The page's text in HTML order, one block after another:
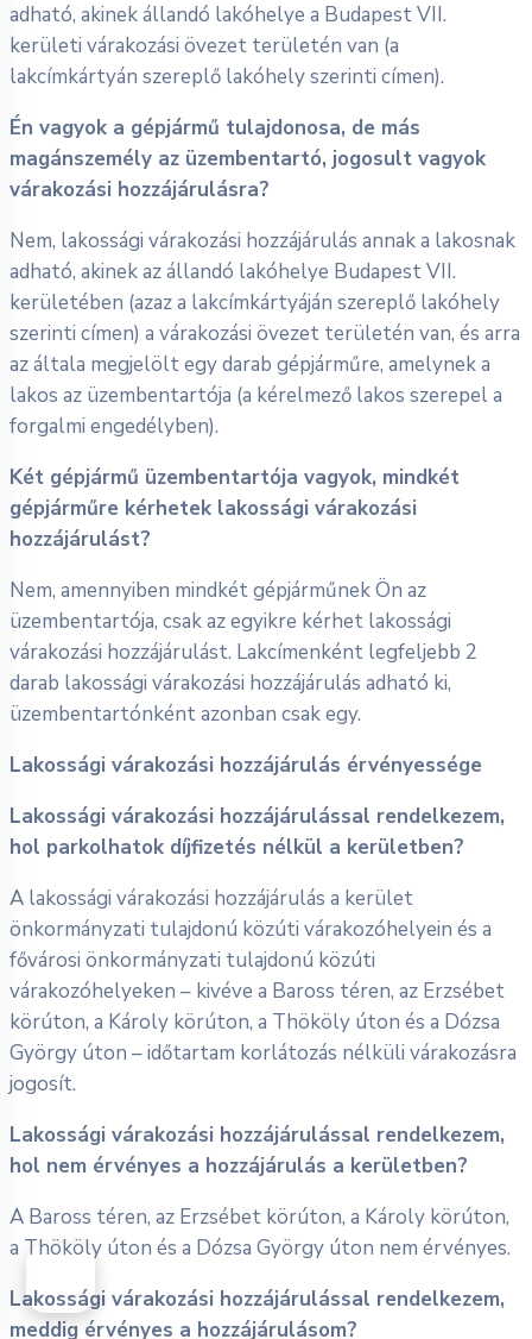
adható, akinek állandó lakóhelye a Budapest VII.
kerületi várakozási övezet területén van (a
lakcímkártyán szereplő lakóhely szerinti címen).
Én vagyok a gépjármű tulajdonosa, de más
magánszemély az üzembentartó, jogosult vagyok
várakozási hozzájárulásra?
Nem, lakossági várakozási hozzájárulás annak a lakosnak
adható, akinek az állandó lakóhelye Budapest VII.
kerületében (azaz a lakcímkártyáján szereplő lakóhely
szerinti címen) a várakozási övezet területén van, és arra
az általa megjelölt egy darab gépjárműre, amelynek a
lakos az üzembentartója (a kérelmező lakos szerepel a
forgalmi engedélyben).
Két gépjármű üzembentartója vagyok, mindkét
gépjárműre kérhetek lakossági várakozási
hozzájárulást?
Nem, amennyiben mindkét gépjárműnek Ön az
üzembentartója, csak az egyikre kérhet lakossági
várakozási hozzájárulást. Lakcímenként legfeljebb 2
darab lakossági várakozási hozzájárulás adható ki,
üzembentartónként azonban csak egy.
Lakossági várakozási hozzájárulás érvényessége
Lakossági várakozási hozzájárulással rendelkezem,
hol parkolhatok díjfizetés nélkül a kerületben?
A lakossági várakozási hozzájárulás a kerület
önkormányzati tulajdonú közúti várakozóhelyein és a
fővárosi önkormányzati tulajdonú közúti
várakozóhelyeken – kivéve a Baross téren, az Erzsébet
körúton, a Károly körúton, a Thököly úton és a Dózsa
György úton – időtartam korlátozás nélküli várakozásra
jogosít.
Lakossági várakozási hozzájárulással rendelkezem,
hol nem érvényes a hozzájárulás a kerületben?
A Baross téren, az Erzsébet körúton, a Károly körúton,
a Thököly úton és a Dózsa György úton nem érvényes.
Lakossági várakozási hozzájárulással rendelkezem,
meddig érvényes a hozzájárulásom?